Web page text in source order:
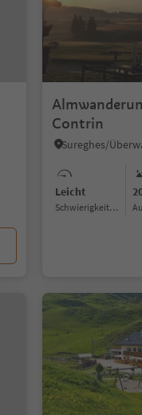
Contrin
Leicht
Schwierigkeitsgrad